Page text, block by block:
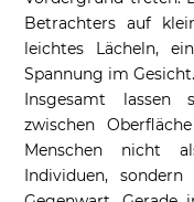
Betrachters auf
leichtes Lächeln,
Spannung im Gesicht.
Insgesamt lassen
zwischen
Menschen nicht
Individuen,